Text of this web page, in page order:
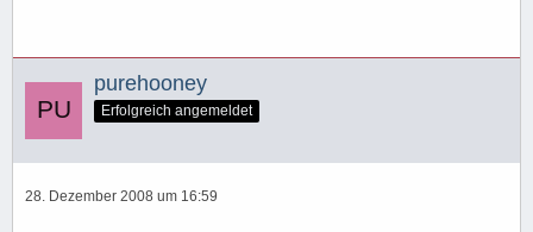
purehooney
Erfolgreich angemeldet
28. Dezember 2008 um 16:59